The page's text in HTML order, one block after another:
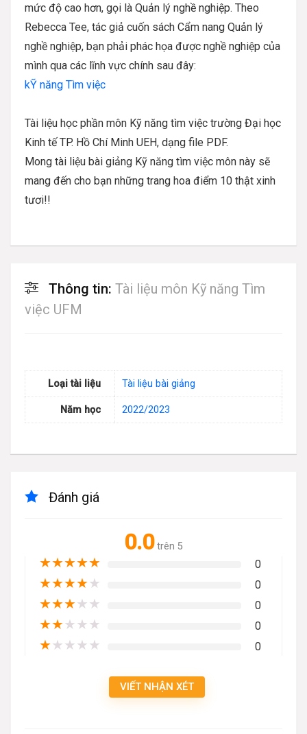
mức độ cao hơn, gọi là Quản lý nghề nghiệp. Theo
Rebecca Tee, tác giả cuốn sách Cẩm nang Quản lý
nghề nghiệp, bạn phải phác họa được nghề nghiệp của
mình qua các lĩnh vực chính sau đây:
kỸ năng Tìm việc
Tài liệu học phần môn Kỹ năng tìm việc trường Đại học
Kinh tế TP. Hồ Chí Minh UEH, dạng file PDF.
Mong tài liệu bài giảng Kỹ năng tìm việc môn này sẽ
mang đến cho bạn những trang hoa điểm 10 thật xinh
tươi!!
Thông tin: Tài liệu môn Kỹ năng Tìm
việc UFM
Loại tài liệu Tài liệu bài giảng
Năm học 2022/2023
Đánh giá
0.0 trên 5
★★★★★ 0
★★★★★ 0
★★★★★ 0
★★★★★ 0
★★★★★ 0
VIẾT NHẬN XÉT